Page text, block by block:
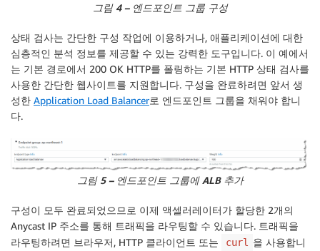
그림 4 – 엔드포인트 그룹 구성
상태 검사는 간단한 구성 작업에 이용하거나, 애플리케이션에 대한
심층적인 분석 정보를 제공할 수 있는 강력한 도구입니다. 이 예에서
는 기본 경로에서 200 OK HTTP를 폴링하는 기본 HTTP 상태 검사를
사용한 간단한 웹사이트를 지원합니다. 구성을 완료하려면 앞서 생
성한 Application Load Balancer로 엔드포인트 그룹을 채워야 합니
다.
그림 5 – 엔드포인트 그룹에 ALB 추가
구성이 모두 완료되었으므로 이제 액셀러레이터가 할당한 2개의
Anycast IP 주소를 통해 트래픽을 라우팅할 수 있습니다. 트래픽을
라우팅하려면 브라우저, HTTP 클라이언트 또는
curl
을 사용합니